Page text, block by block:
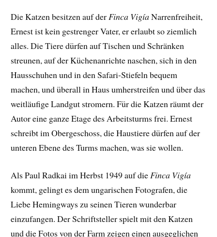
Die Katzen besitzen auf der Finca VigíaNarrenfreiheit,
Ernest ist kein gestrenger Vater, er erlaubt so ziemlich
alles. Die Tiere dürfen auf Tischen und Schränken
streunen, auf der Küchenanrichte naschen, sich in den
Hausschuhen und in den Safari-Stiefeln bequem
machen, und überall in Haus umherstreifen und über das
weitläufige Landgut stromern. Für die Katzen räumt der
Autor eine ganze Etage des Arbeitsturms frei. Ernest
schreibt im Obergeschoss, die Haustiere dürfen auf der
unteren Ebene des Turms machen, was sie wollen.
Als Paul Radkai im Herbst 1949 auf die Finca Vigía
kommt, gelingt es dem ungarischen Fotografen, die
Liebe Hemingways zu seinen Tieren wunderbar
einzufangen. DerSchriftsteller spielt mit den Katzen
und die Fotos von der Farm zeigen einen ausgeglichen